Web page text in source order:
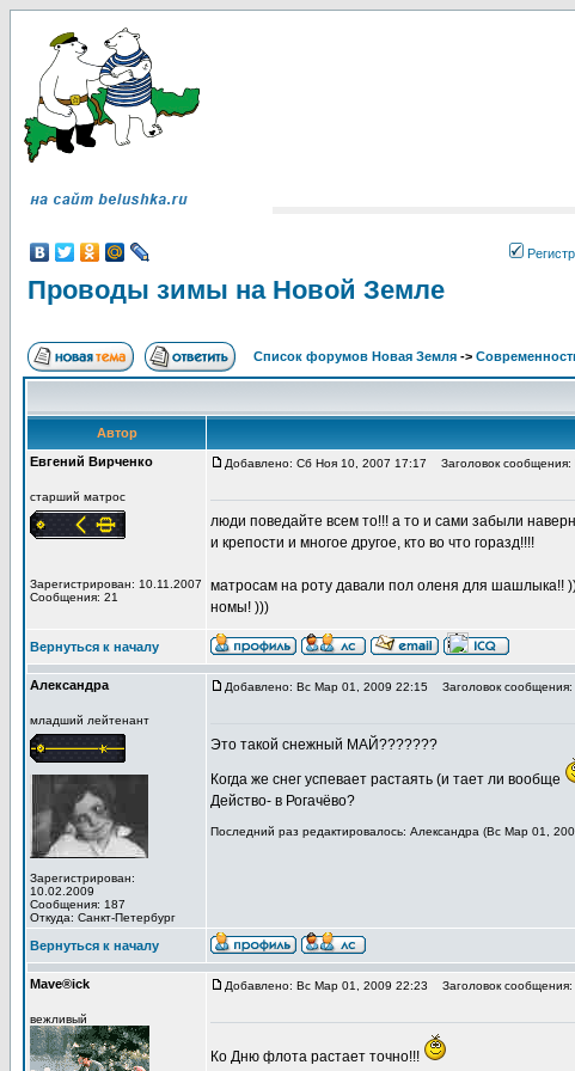
Проводы зимы на Новой Земле
Список форумов Новая Земля ->
Автор
Евгений Вирченко
старший матрос
Зарегистрирован: 10.11.2007
Сообщения: 21
Добавлено: Сб Ноя 10, 2007 17:17 Заголовок
люди поведайте всем то!!! а то и сами забыли
и крепости и многое другое, кто во что горазд!!!!
матросам на роту давали пол оленя для шашлыка!!
номы! )))
Вернуться к началу
Александра
младший лейтенант
Зарегистрирован:
10.02.2009
Сообщения: 187
Откуда: Санкт-Петербург
Добавлено: Вс Мар 01, 2009 22:15 Заголовок сообщения:
Это такой снежный МАЙ???????
Когда же снег успевает растаять (и тает ли вообще
Действо- в Рогачёво?
Последний раз редактировалось: Александра (Вс Мар 01,
Вернуться к началу
Mave®ick
вежливый
Добавлено: Вс Мар 01, 2009 22:23 Заголовок сообщения:
Ко Дню флота растает точно!!!